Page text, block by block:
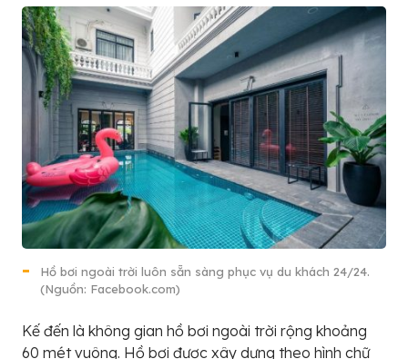
Hồ bơi ngoài trời luôn sẵn sàng phục vụ du khách 24/24.
(Nguồn: Facebook.com)
Kế đến là không gian hồ bơi ngoài trời rộng khoảng
60 mét vuông. Hồ bơi được xây dựng theo hình chữ